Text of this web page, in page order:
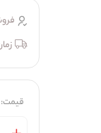
قیمت: